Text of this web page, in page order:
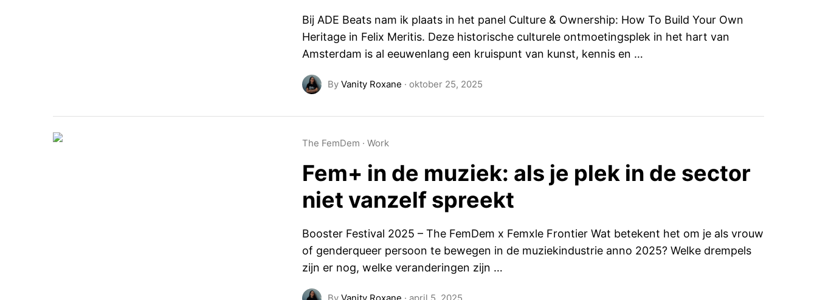
Bij ADE Beats nam ik plaats in het panel Culture & Ownership: How To Build Your Own
Heritage in Felix Meritis. Deze historische culturele ontmoetingsplek in het hart van
Amsterdam is al eeuwenlang een kruispunt van kunst, kennis en …
By Vanity Roxane · oktober 25, 2025
The FemDem · Work
Fem+ in de muziek: als je plek in de sector
niet vanzelf spreekt
Booster Festival 2025 – The FemDem x Femxle Frontier Wat betekent het om je als vrouw
of genderqueer persoon te bewegen in de muziekindustrie anno 2025? Welke drempels
zijn er nog, welke veranderingen zijn …